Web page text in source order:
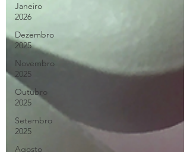
Janeiro
2026
Dezembro
2025
Novembro
2025
Outubro
2025
Setembro
2025
Agosto